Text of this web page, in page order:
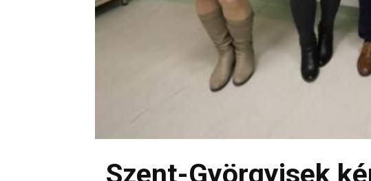
Szent-Györgyisek